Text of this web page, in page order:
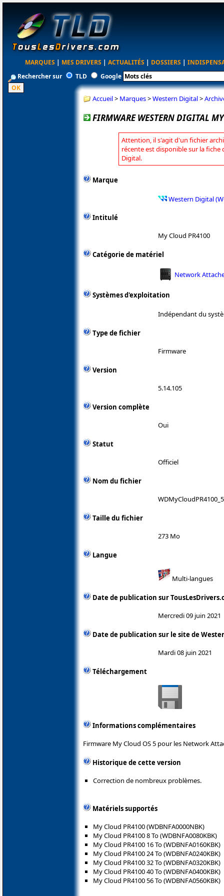
MARQUES | MES DRIVERS | ACTUALITÉS | DOSSIERS |
Rechercher sur
TLD Google
Accueil> Marques>Western Digital>
FIRMWARE WESTERN DIGITAL
Attention, il s'agit d'un fichier
récente est disponible sur la fiche
Digital.
Marque
Western Digital
Intitulé
My Cloud PR4100
Catégorie de matériel
Network
Systèmes d'exploitation
Indépendant du
Type de fichier
Firmware
Version
5.14.105
Version complète
Oui
Statut
Officiel
Nom du fichier
Taille du fichier
273 Mo
Langue
Multi-langues
Date de publication sur
Mercredi 09 juin 2021
Date de publication sur le site de
Mardi 08 juin 2021
Téléchargement
Informations complémentaires
Firmware My Cloud OS 5 pour les Network
Historique de cette version
Correction de nombreux problèmes.
Matériels supportés
My Cloud PR4100 (WDBNFA0000NBK)
My Cloud PR4100 8 To (WDBNFA0080KBK)
My Cloud PR4100 16 To (WDBNFA0160KBK)
My Cloud PR4100 24 To (WDBNFA0240KBK)
My Cloud PR4100 32 To (WDBNFA0320KBK)
My Cloud PR4100 40 To (WDBNFA0400KBK)
My Cloud PR4100 56 To (WDBNFA0560KBK)